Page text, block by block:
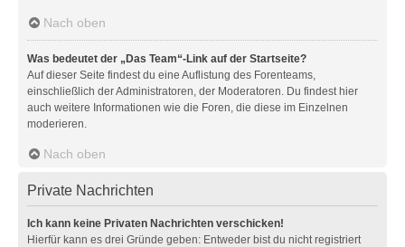
Nach oben
Was bedeutet der „Das Team“-Link auf der Startseite?
Auf dieser Seite findest du eine Auflistung des Forenteams,
einschließlich der Administratoren, der Moderatoren. Du findest hier
auch weitere Informationen wie die Foren, die diese im Einzelnen
moderieren.
Nach oben
Private Nachrichten
Ich kann keine Privaten Nachrichten verschicken!
Hierfür kann es drei Gründe geben: Entweder bist du nicht registriert